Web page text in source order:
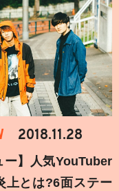
2018.11.28
ー】人気YouTuber
上とは?6面ステー